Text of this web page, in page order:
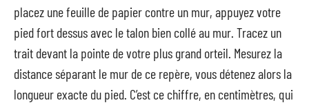
placez une feuille de papier contre un mur, appuyez votre
pied fort dessus avec le talon bien collé au mur. Tracez un
trait devant la pointe de votre plus grand orteil. Mesurez la
distance séparant le mur de ce repère, vous détenez alors la
longueur exacte du pied. C’est ce chiffre, en centimètres, qui